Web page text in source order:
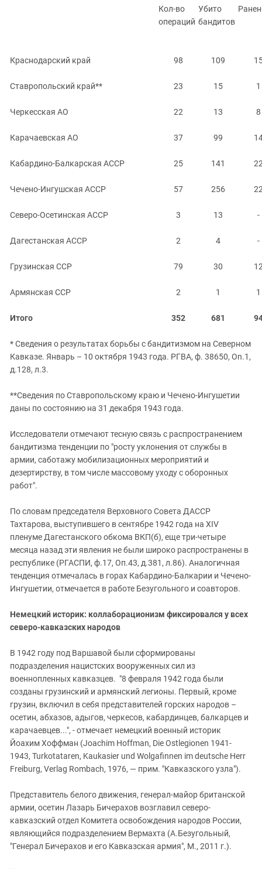
Кол-во
операций
Убито
бандитов
Краснодарский край 98 109
Ставропольский край** 23 15 1
Черкесская АО 22 13 8
Карачаевская АО 37 99
Кабардино-Балкарская АССР 25 141
Чечено-Ингушская АССР 57 256
Северо-Осетинская АССР 3 13 -
Дагестанская АССР 2 4 -
Грузинская ССР 79 30
Армянская ССР 2 1 1
Итого 352 681
* Сведения о результатах борьбы с бандитизмом на Северном
Кавказе. Январь – 10 октября 1943 года. РГВА, ф. 38650, On.1,
д.128, л.3.
**Сведения по Ставропольскому краю и Чечено-Ингушетии
даны по состоянию на 31 декабря 1943 года.
Исследователи отмечают тесную связь с распространением
бандитизма тенденции по "росту уклонения от службы в
армии, саботажу мобилизационных мероприятий и
дезертирству, в том числе массовому уходу с оборонных
работ".
По словам председателя Верховного Совета ДАССР
Тахтарова, выступившего в сентябре 1942 года на XIV
пленуме Дагестанского обкома ВКП(б), еще три-четыре
месяца назад эти явления не были широко распространены в
республике (РГАСПИ, ф.17, Оп.43, д.381, л.86). Аналогичная
тенденция отмечалась в горах Кабардино-Балкарии и Чечено-
Ингушетии, отмечается в работе Безугольного и соавторов.
Немецкий историк: коллаборационизм фиксировался у всех
северо-кавказских народов
В 1942 году под Варшавой были сформированы
подразделения нацистских вооруженных сил из
военнопленных кавказцев. "8 февраля 1942 года были
созданы грузинский и армянский легионы. Первый, кроме
грузин, включил в себя представителей горских народов –
осетин, абхазов, адыгов, черкесов, кабардинцев, балкарцев и
карачаевцев...", - отмечает немецкий военный историк
Йоахим Хоффман (Joachim Hoffman, Die Ostlegionen 1941-
1943, Turkotataren, Kaukasier und Wolgafinnen im deutsche Herr
Freiburg, Verlag Rombach, 1976, — прим. "Кавказского узла").
Представитель белого движения, генерал-майор британской
армии, осетин Лазарь Бичерахов возглавил северо-
кавказский отдел Комитета освобождения народов России,
являющийся подразделением Вермахта (А.Безугольный,
"Генерал Бичерахов и его Кавказская армия", М., 2011 г.).